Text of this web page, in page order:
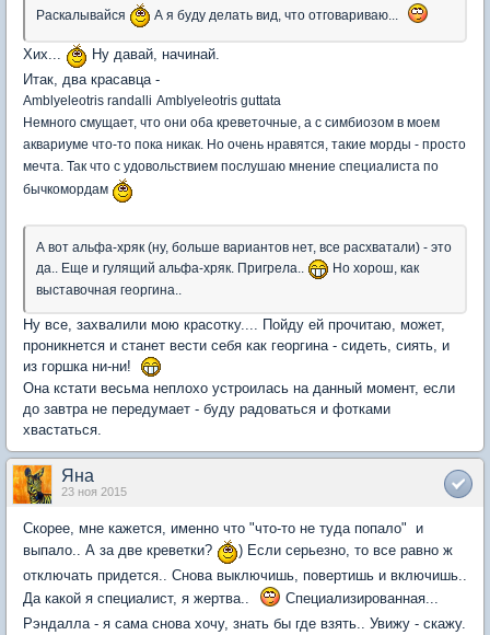
Раскалывайся А я буду делать вид, что отговариваю...
Хих...
Ну давай, начинай.
Итак, два красавца -
Amblyeleotris randalli Amblyeleotris guttata
Немного смущает, что они оба креветочные, а с симбиозом в моем
аквариуме что-то пока никак. Но очень нравятся, такие морды - просто
мечта. Так что с удовольствием послушаю мнение специалиста по
бычкомордам
А вот альфа-хряк (ну, больше вариантов нет, все расхватали) - это
да.. Еще и гулящий альфа-хряк. Пригрела..
Но хорош, как
выставочная георгина..
Ну все, захвалили мою красотку.... Пойду ей прочитаю, может,
проникнется и станет вести себя как георгина - сидеть, сиять, и
из горшка ни-ни!
Она кстати весьма неплохо устроилась на данный момент, если
до завтра не передумает - буду радоваться и фотками
хвастаться.
Яна
23 ноя 2015
Скорее, мне кажется, именно что "что-то не туда попало" и
выпало.. А за две креветки?
) Если серьезно, то все равно ж
отключать придется.. Снова выключишь, повертишь и включишь..
Да какой я специалист, я жертва..
Специализированная...
Рэндалла - я сама снова хочу, знать бы где взять.. Увижу - скажу.